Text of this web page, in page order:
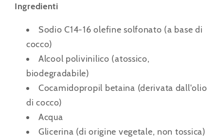
Ingredienti
Sodio C14-16 olefine solfonato (a base di
cocco)
Alcool polivinilico (atossico,
biodegradabile)
Cocamidopropil betaina (derivata dall'olio
di cocco)
Acqua
Glicerina (di origine vegetale, non tossica)